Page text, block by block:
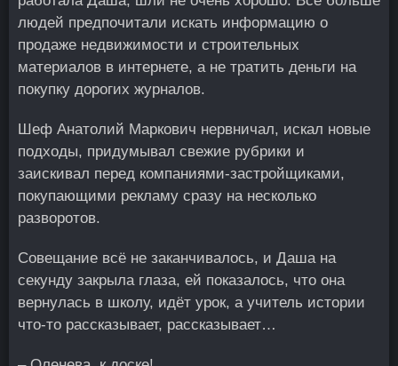
людей предпочитали искать информацию о
продаже недвижимости и строительных
материалов в интернете, а не тратить деньги на
покупку дорогих журналов.
Шеф Анатолий Маркович нервничал, искал новые
подходы, придумывал свежие рубрики и
заискивал перед компаниями-застройщиками,
покупающими рекламу сразу на несколько
разворотов.
Совещание всё не заканчивалось, и Даша на
секунду закрыла глаза, ей показалось, что она
вернулась в школу, идёт урок, а учитель истории
что-то рассказывает, рассказывает…